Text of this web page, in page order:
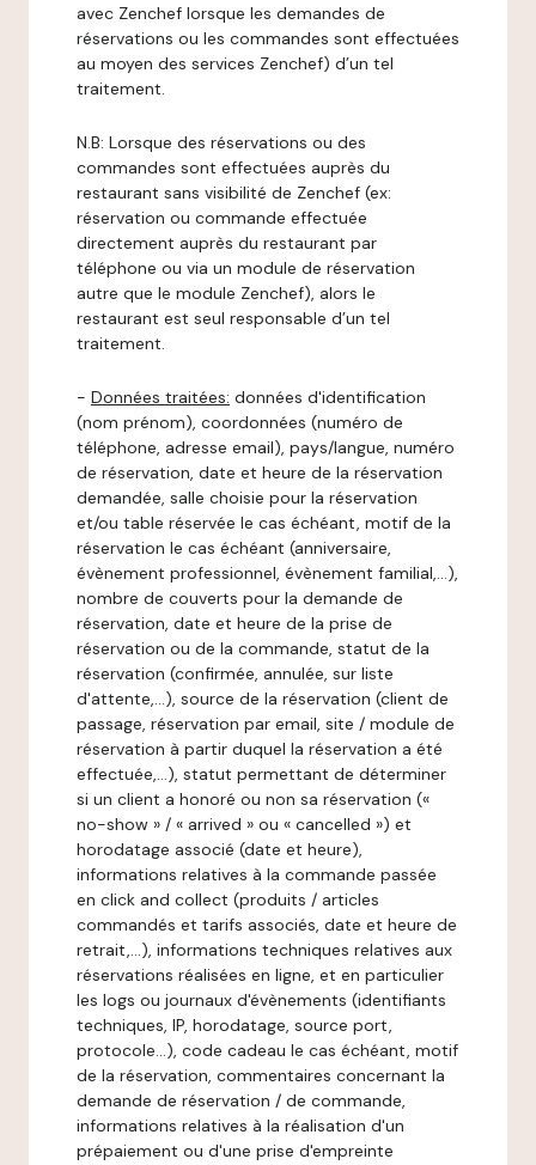
avec Zenchef lorsque les demandes de
réservations ou les commandes sont effectuées
au moyen des services Zenchef) d’un tel
traitement.
N.B: Lorsque des réservations ou des
commandes sont effectuées auprès du
restaurant sans visibilité de Zenchef (ex:
réservation ou commande effectuée
directement auprès du restaurant par
téléphone ou via un module de réservation
autre que le module Zenchef), alors le
restaurant est seul responsable d’un tel
traitement.
- Données traitées: données d'identification
(nom prénom), coordonnées (numéro de
téléphone, adresse email), pays/langue, numéro
de réservation, date et heure de la réservation
demandée, salle choisie pour la réservation
et/ou table réservée le cas échéant, motif de la
réservation le cas échéant (anniversaire,
évènement professionnel, évènement familial,…),
nombre de couverts pour la demande de
réservation, date et heure de la prise de
réservation ou de la commande, statut de la
réservation (confirmée, annulée, sur liste
d'attente,…), source de la réservation (client de
passage, réservation par email, site / module de
réservation à partir duquel la réservation a été
effectuée,…), statut permettant de déterminer
si un client a honoré ou non sa réservation («
no-show » / « arrived » ou « cancelled ») et
horodatage associé (date et heure),
informations relatives à la commande passée
en click and collect (produits / articles
commandés et tarifs associés, date et heure de
retrait,…), informations techniques relatives aux
réservations réalisées en ligne, et en particulier
les logs ou journaux d'évènements (identifiants
techniques, IP, horodatage, source port,
protocole…), code cadeau le cas échéant, motif
de la réservation, commentaires concernant la
demande de réservation / de commande,
informations relatives à la réalisation d'un
prépaiement ou d'une prise d'empreinte